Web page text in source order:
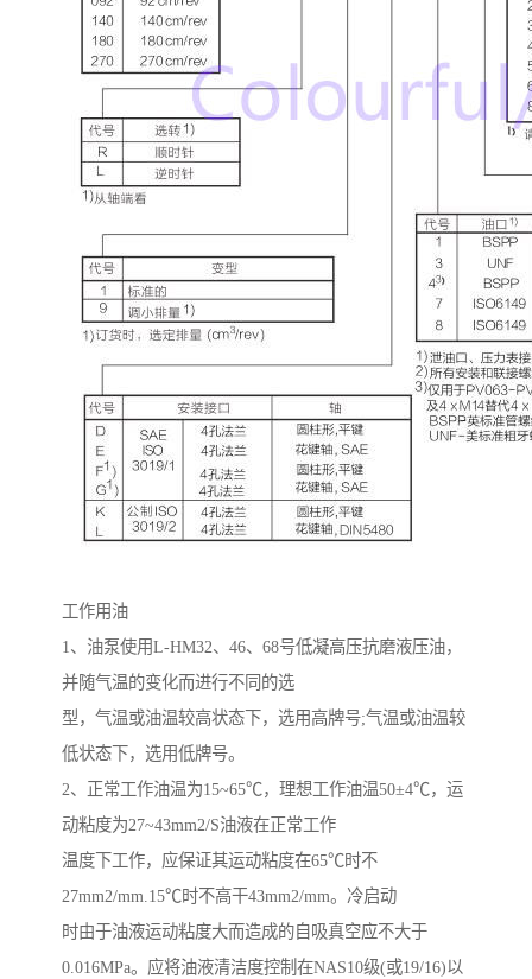
工作用油
1、油泵使用L-HM32、 46、 68号低凝高压抗磨液压油，
并随气温的变化而进行不同的选
型，气温或油温较高状态下，选用高牌号;气温或油温较
低状态下，选用低牌号。
2、正常工作油温为15~65℃，理想工作油温50±4℃，运
动粘度为27~43mm2/S油液在正常工作
温度下工作，应保证其运动粘度在65℃时不
27mm2/mm.15℃时不高干43mm2/mm。冷启动
时由于油液运动粘度大而造成的自吸真空应不大于
0.016MPa。应将油液清洁度控制在NAS10级(或19/16)以